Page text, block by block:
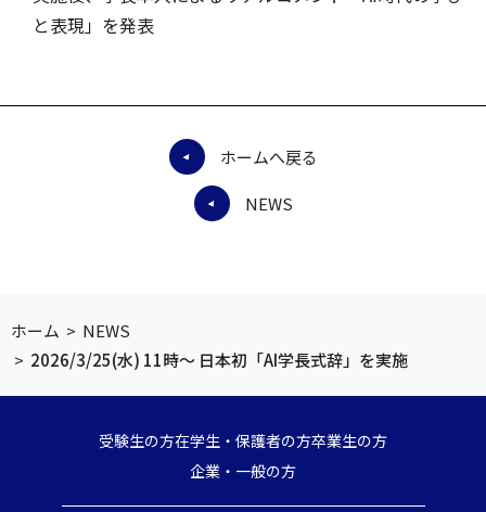
と表現」を発表
NEWS
ホームへ戻る
ホーム > NEWS
> 2026/3/25(水) 11時～ 日本初「AI学長式辞」を実施
受験生の方在学生・保護者の方卒業生の方
企業・一般の方